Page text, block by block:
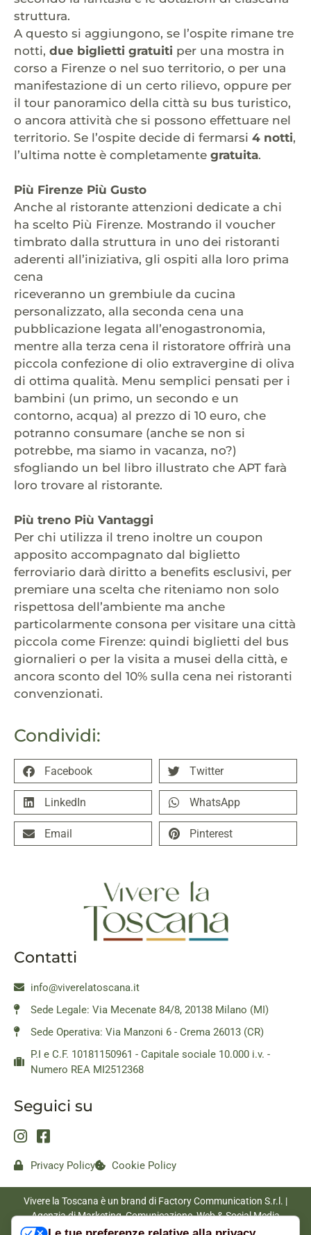
Condividi:
Facebook Twitter
LinkedIn WhatsApp
Email Pinterest
struttura.
A questo si aggiungono, se l’ospite rimane tre
notti, due biglietti gratuiti per una mostra in
corso a Firenze o nel suo territorio, o per una
manifestazione di un certo rilievo, oppure per
il tour panoramico della città su bus turistico,
o ancora attività che si possono effettuare nel
territorio. Se l’ospite decide di fermarsi 4 notti,
l’ultima notte è completamente gratuita.
Più Firenze Più Gusto
Anche al ristorante attenzioni dedicate a chi
ha scelto Più Firenze. Mostrando il voucher
timbrato dalla struttura in uno dei ristoranti
aderenti all’iniziativa, gli ospiti alla loro prima
cena
riceveranno un grembiule da cucina
personalizzato, alla seconda cena una
pubblicazione legata all’enogastronomia,
mentre alla terza cena il ristoratore offrirà una
piccola confezione di olio extravergine di oliva
di ottima qualità. Menu semplici pensati per i
bambini (un primo, un secondo e un
contorno, acqua) al prezzo di 10 euro, che
potranno consumare (anche se non si
potrebbe, ma siamo in vacanza, no?)
sfogliando un bel libro illustrato che APT farà
loro trovare al ristorante.
Più treno Più Vantaggi
Per chi utilizza il treno inoltre un coupon
apposito accompagnato dal biglietto
ferroviario darà diritto a benefits esclusivi, per
premiare una scelta che riteniamo non solo
rispettosa dell’ambiente ma anche
particolarmente consona per visitare una città
piccola come Firenze: quindi biglietti del bus
giornalieri o per la visita a musei della città, e
ancora sconto del 10% sulla cena nei ristoranti
convenzionati.
Contatti
info@viverelatoscana.it
Sede Legale: Via Mecenate 84/8, 20138 Milano (MI)
Sede Operativa: Via Manzoni 6 - Crema 26013 (CR)
P.I e C.F. 10181150961 - Capitale sociale 10.000 i.v. -
Numero REA MI2512368
Seguici su
Privacy Policy Cookie Policy
Vivere la Toscana è un brand di Factory Communication S.r.l. |
Agenzia di Marketing, Comunicazione, Web & Social Media
|www.factorycommunication.it